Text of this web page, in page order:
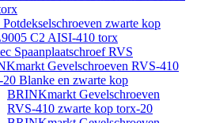
zwarte kop
C2 AISI-410 torx
Spaanplaatschroef RVS
Gevelschroeven RVS-410
Blanke en zwarte kop
BRINKmarkt Gevelschroeven
RVS-410 zwarte kop torx-20